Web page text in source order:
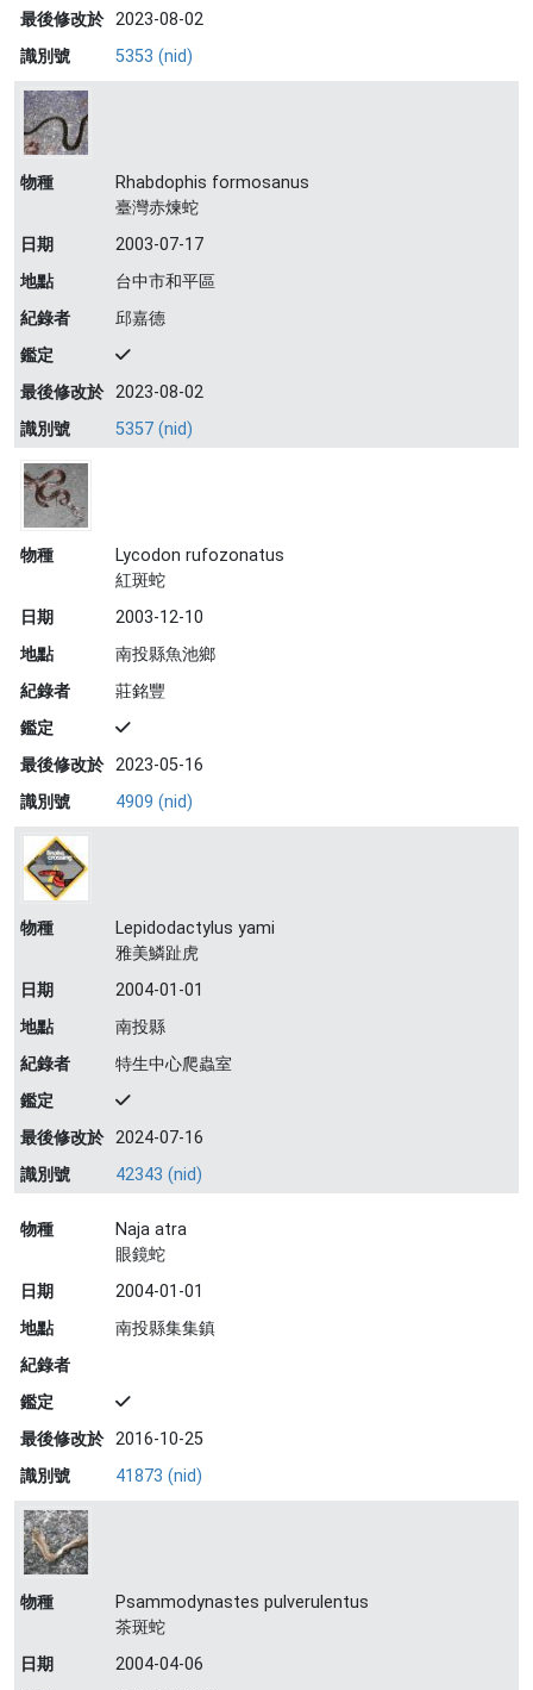
最後修改於 2023-08-02
識別號
5353 (nid)
物種
Rhabdophis formosanus
臺灣赤煉蛇
日期
2003-07-17
地點
台中市和平區
紀錄者
邱嘉德
鑑定
最後修改於 2023-08-02
識別號
5357 (nid)
物種
Lycodon rufozonatus
紅斑蛇
日期
2003-12-10
地點
南投縣魚池鄉
紀錄者
莊銘豐
鑑定
最後修改於 2023-05-16
識別號
4909 (nid)
物種
Lepidodactylus yami
雅美鱗趾虎
日期
2004-01-01
地點
南投縣
紀錄者
特生中心爬蟲室
鑑定
最後修改於 2024-07-16
識別號
42343 (nid)
物種
Naja atra
眼鏡蛇
日期
2004-01-01
地點
南投縣集集鎮
紀錄者
鑑定
最後修改於 2016-10-25
識別號
41873 (nid)
物種
Psammodynastes pulverulentus
茶斑蛇
日期
2004-04-06